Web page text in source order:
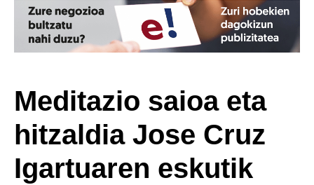
Meditazio saioa eta
hitzaldia Jose Cruz
Igartuaren eskutik